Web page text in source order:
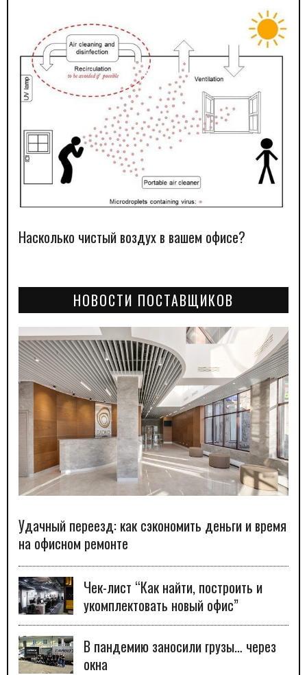
Насколько чистый воздух в вашем офисе?
НОВОСТИ ПОСТАВЩИКОВ
Удачный переезд: как сэкономить деньги и время
на офисном ремонте
Чек-лист “Как найти, построить и
укомплектовать новый офис”
В пандемию заносили грузы… через
окна